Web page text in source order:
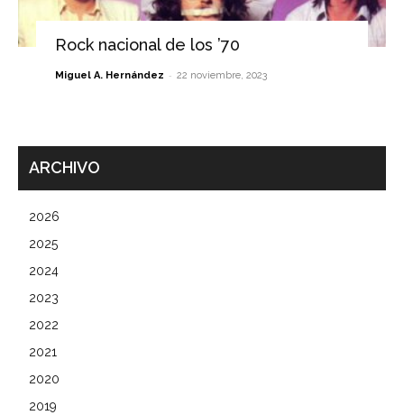
Rock nacional de los ’70
Miguel A. Hernández - 22 noviembre, 2023
ARCHIVO
2026
2025
2024
2023
2022
2021
2020
2019